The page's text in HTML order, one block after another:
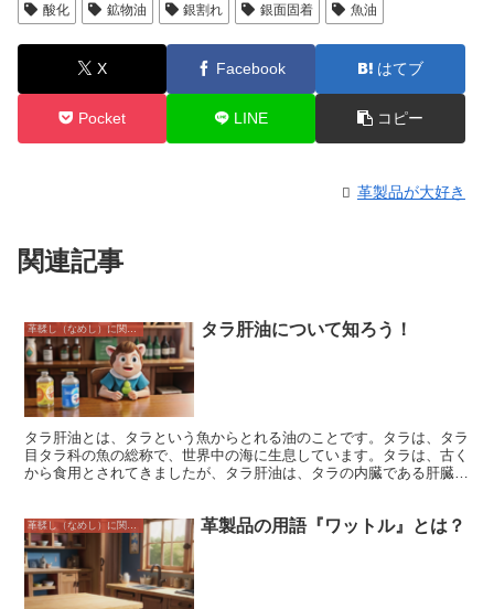
酸化
鉱物油 銀割れ 銀面固着 魚油
X Facebook はてブ
Pocket LINE コピー
革製品が大好き
関連記事
タラ肝油について知ろう！
タラ肝油とは、タラという魚からとれる油のことです。タラは、タラ
目タラ科の魚の総称で、世界中の海に生息しています。タラは、古く
から食用とされてきましたが、タラ肝油は、タラの内臓である肝臓か
は、視力維持や皮膚の健康を保つのに役立ちます。ビタミンDは、カ
ルシウムの吸収を促進し、骨や歯を丈夫にします。ビタミンEは、脂
質の酸化を防ぎ、細胞を保護します。EPAとDHAは、不飽和脂肪酸
の一種で、血液をサラサラにし、心臓病や脳卒中などの生活習慣病を
予防する効果があります。
革製品の用語『ワットル』とは？